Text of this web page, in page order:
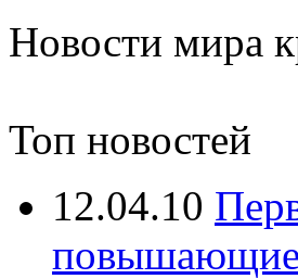
Новости мира
Топ новостей
12.04.10
повышающие